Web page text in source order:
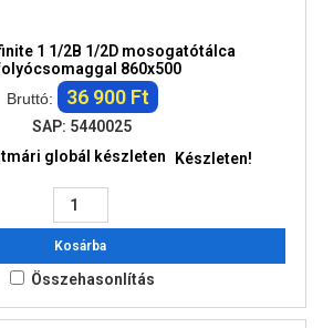
1 1/2B 1/2D mosogatótálca
860x500
Bruttó:
36 900 Ft
SAP: 5440025
Készleten!
Kosárba
Összehasonlítás